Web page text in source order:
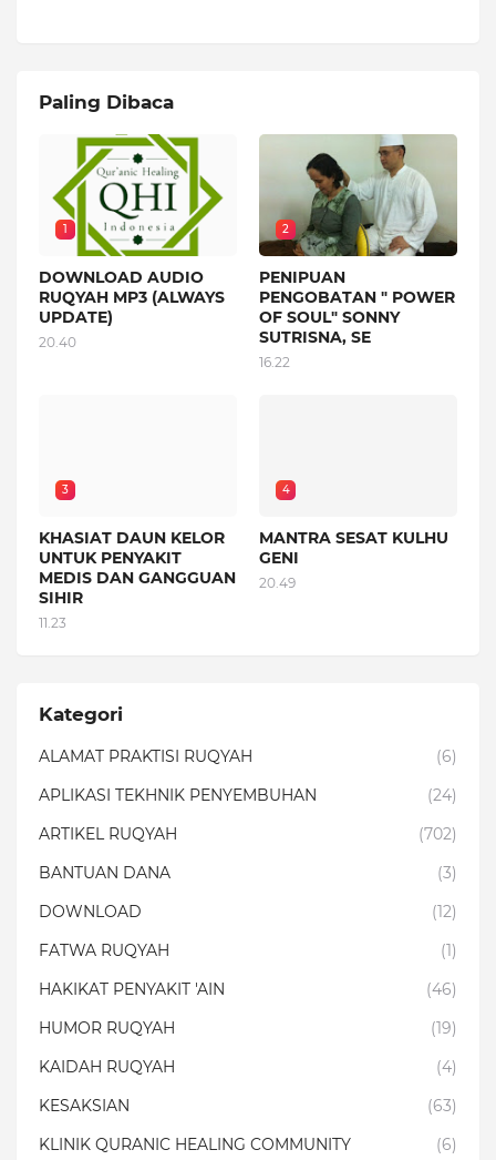
Paling Dibaca
1
DOWNLOAD AUDIO
RUQYAH MP3 (ALWAYS
UPDATE)
20.40
2
PENIPUAN
PENGOBATAN " POWER
OF SOUL" SONNY
SUTRISNA, SE
16.22
3
KHASIAT DAUN KELOR
UNTUK PENYAKIT
MEDIS DAN GANGGUAN
SIHIR
11.23
4
MANTRA SESAT KULHU
GENI
20.49
Kategori
ALAMAT PRAKTISI RUQYAH
(6)
APLIKASI TEKHNIK PENYEMBUHAN
(24)
ARTIKEL RUQYAH
(702)
BANTUAN DANA
(3)
DOWNLOAD
(12)
FATWA RUQYAH
(1)
HAKIKAT PENYAKIT 'AIN
(46)
HUMOR RUQYAH
(19)
KAIDAH RUQYAH
(4)
KESAKSIAN
(63)
KLINIK QURANIC HEALING COMMUNITY
(6)